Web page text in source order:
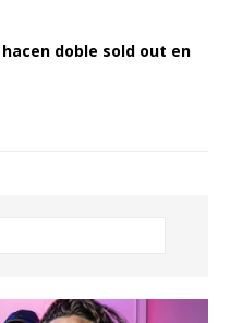
doble sold out en